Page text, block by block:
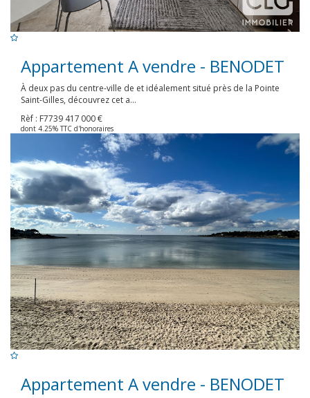
Appartement A vendre - BENODET
À deux pas du centre-ville de et idéalement situé près de la Pointe
Saint-Gilles, découvrez cet a...
Rèf : F7739 417 000 €
dont 4.25% TTC d'honoraires
Appartement A vendre - BENODET